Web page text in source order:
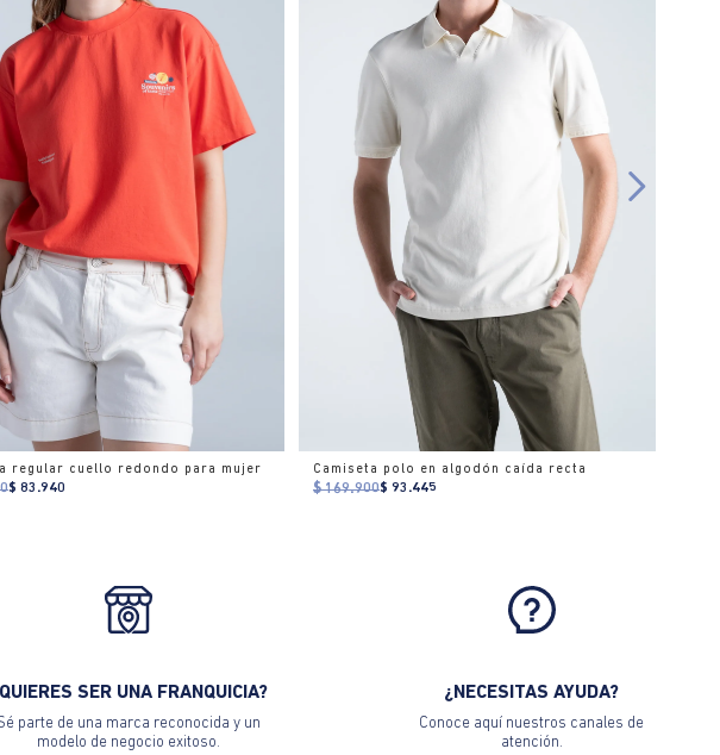
regular cuello redondo para mujer
$ 83.940
Camiseta polo en algodón caída recta
$ 169.900$ 93.445
SER UNA FRANQUICIA?
parte de una marca reconocida y un
modelo de negocio exitoso.
¿NECESITAS AYUDA?
Conoce aquí nuestros canales de
atención.